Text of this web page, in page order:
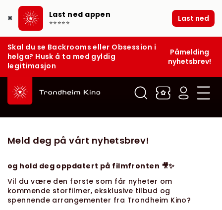
✖ Last ned appen
⭐⭐⭐⭐⭐ Last ned
Skal du se Backrooms eller Obsession i
helga? Husk å ta med gyldig
legitimasjon
Påmelding
nyhetsbrev!
Meld deg på vårt nyhetsbrev!
og hold deg oppdatert på filmfronten 🎥✨
Vil du være den første som får nyheter om
kommende storfilmer, eksklusive tilbud og
spennende arrangementer fra Trondheim Kino?